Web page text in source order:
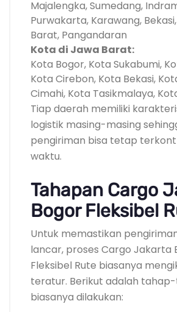
Majalengka, Sumedang,
Purwakarta, Karawang,
Barat, Pangandaran
Kota di Jawa Barat:
Kota Bogor, Kota Sukabumi,
Kota Cirebon, Kota Bekasi,
Cimahi, Kota Tasikmalaya,
Tiap daerah memiliki
logistik masing-masing
pengiriman bisa tetap
waktu.
Tahapan Cargo
Bogor Fleksibel
Untuk memastikan
lancar, proses Cargo Jakarta
Fleksibel Rute biasanya
teratur. Berikut adalah
biasanya dilakukan: